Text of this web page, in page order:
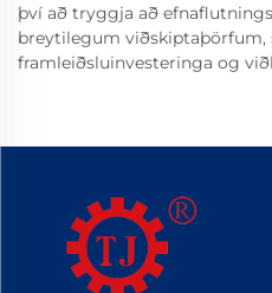
því að tryggja að
breytilegum
framleiðsluinvesteringa og